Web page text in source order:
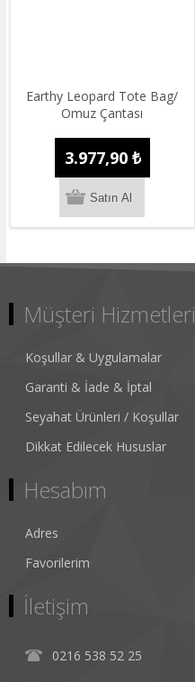
Earthy Leopard Tote Bag/
Omuz Çantası
3.977,90 ₺
Müşteri Hizmetleri
Koşullar & Uygulamalar
Garanti & İade & İptal
Seyahat Ürünleri / Koşullar
Dikkat Edilecek Hususlar
Hesabım
Adres
Favorilerim
İletişim
0216 538 52 25